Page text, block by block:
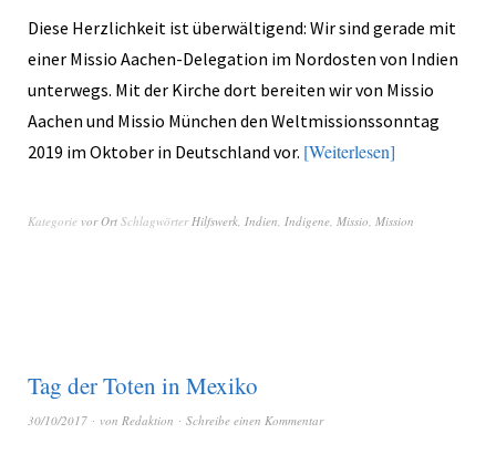
Diese Herzlichkeit ist überwältigend: Wir sind gerade mit
einer Missio Aachen-Delegation im Nordosten von Indien
unterwegs. Mit der Kirche dort bereiten wir von Missio
Aachen und Missio München den Weltmissionssonntag
2019 im Oktober in Deutschland vor. Weiterlesen
Kategorie vor Ort Schlagwörter Hilfswerk Indien Indigene Missio Mission
Tag der Toten in Mexiko
30/10/2017 von Redaktion Schreibe einen Kommentar